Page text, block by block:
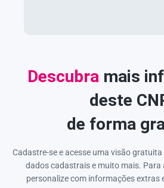
Descubramais
deste
de forma
Cadastre-se e acesse uma visão
dados cadastrais e muito mais. Para
personalize com informações extras